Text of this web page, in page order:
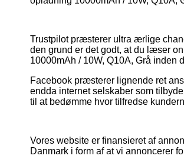
Trustpilot præsterer ultra ærlige
den grund er det godt, at du læser
10000mAh / 10W, Q10A, Grå inden
Facebook præsterer lignende ret
endda internet selskaber som
til at bedømme hvor tilfredse
Vores website er finansieret af
Danmark i form af at vi annoncerer